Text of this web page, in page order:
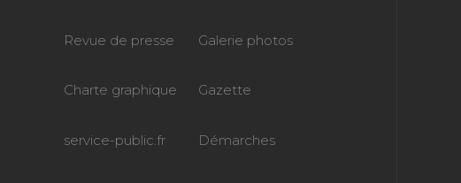
Revue de presse Galerie photos
Charte graphique Gazette
service-public.fr Démarches